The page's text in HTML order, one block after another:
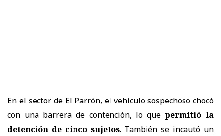
En el sector de El Parrón, el vehículo sospechoso chocó
con una barrera de contención, lo quepermitió la
detención de cinco sujetos. También se incautó un